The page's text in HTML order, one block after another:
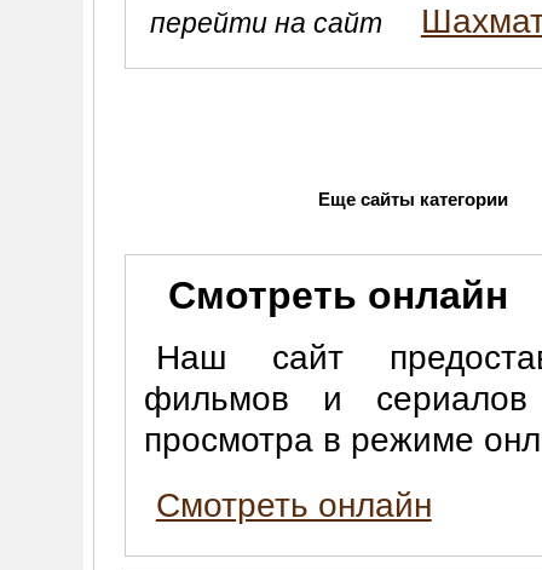
перейти на сайт
Еще сайты категории
Смотреть онлайн
Наш сайт
фильмов и
просмотра в режиме
Смотреть онлайн